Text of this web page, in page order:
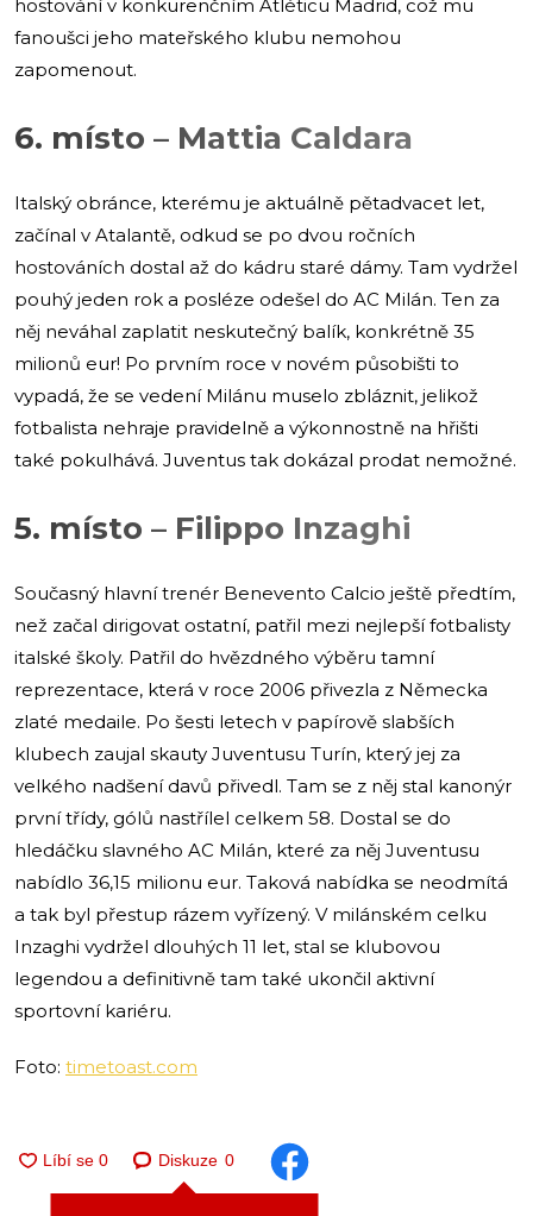
hostování v konkurenčním Atléticu Madrid, což mu
fanoušci jeho mateřského klubu nemohou
zapomenout.
6. místo – Mattia Caldara
Italský obránce, kterému je aktuálně pětadvacet let,
začínal v Atalantě, odkud se po dvou ročních
hostováních dostal až do kádru staré dámy. Tam vydržel
pouhý jeden rok a posléze odešel do AC Milán. Ten za
něj neváhal zaplatit neskutečný balík, konkrétně 35
milionů eur! Po prvním roce v novém působišti to
vypadá, že se vedení Milánu muselo zbláznit, jelikož
fotbalista nehraje pravidelně a výkonnostně na hřišti
také pokulhává. Juventus tak dokázal prodat nemožné.
5. místo – Filippo Inzaghi
Současný hlavní trenér Benevento Calcio ještě předtím,
než začal dirigovat ostatní, patřil mezi nejlepší fotbalisty
italské školy. Patřil do hvězdného výběru tamní
reprezentace, která v roce 2006 přivezla z Německa
zlaté medaile. Po šesti letech v papírově slabších
klubech zaujal skauty Juventusu Turín, který jej za
velkého nadšení davů přivedl. Tam se z něj stal kanonýr
první třídy, gólů nastřílel celkem 58. Dostal se do
hledáčku slavného AC Milán, které za něj Juventusu
nabídlo 36,15 milionu eur. Taková nabídka se neodmítá
a tak byl přestup rázem vyřízený. V milánském celku
Inzaghi vydržel dlouhých 11 let, stal se klubovou
legendou a definitivně tam také ukončil aktivní
sportovní kariéru.
Foto: timetoast.com
Diskuze 0